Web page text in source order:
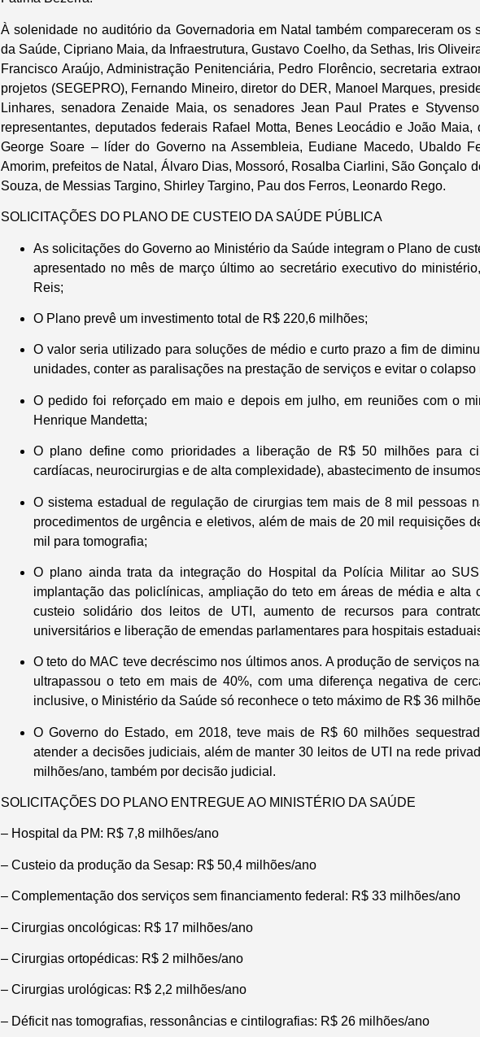
À solenidade no auditório da Governadoria em Natal também compareceram os
da Saúde, Cipriano Maia, da Infraestrutura, Gustavo Coelho, da Sethas, Iris
Francisco Araújo, Administração Penitenciária, Pedro Florêncio, secretaria
projetos (SEGEPRO), Fernando Mineiro, diretor do DER, Manoel Marques,
Linhares, senadora Zenaide Maia, os senadores Jean Paul Prates e
representantes, deputados federais Rafael Motta, Benes Leocádio e João Maia,
George Soare – líder do Governo na Assembleia, Eudiane Macedo, Ubaldo
Amorim, prefeitos de Natal, Álvaro Dias, Mossoró, Rosalba Ciarlini, São Gonçalo
Souza, de Messias Targino, Shirley Targino, Pau dos Ferros, Leonardo Rego.
SOLICITAÇÕES DO PLANO DE CUSTEIO DA SAÚDE PÚBLICA
As solicitações do Governo ao Ministério da Saúde integram o Plano de
apresentado no mês de março último ao secretário executivo do
Reis;
O Plano prevê um investimento total de R$ 220,6 milhões;
O valor seria utilizado para soluções de médio e curto prazo a fim de
unidades, conter as paralisações na prestação de serviços e evitar o colapso
O pedido foi reforçado em maio e depois em julho, em reuniões com o
Henrique Mandetta;
O plano define como prioridades a liberação de R$ 50 milhões para
cardíacas, neurocirurgias e de alta complexidade), abastecimento de
O sistema estadual de regulação de cirurgias tem mais de 8 mil pessoas
procedimentos de urgência e eletivos, além de mais de 20 mil requisições
mil para tomografia;
O plano ainda trata da integração do Hospital da Polícia Militar ao
implantação das policlínicas, ampliação do teto em áreas de média e alta
custeio solidário dos leitos de UTI, aumento de recursos para
universitários e liberação de emendas parlamentares para hospitais
O teto do MAC teve decréscimo nos últimos anos. A produção de serviços
ultrapassou o teto em mais de 40%, com uma diferença negativa de
inclusive, o Ministério da Saúde só reconhece o teto máximo de R$ 36
O Governo do Estado, em 2018, teve mais de R$ 60 milhões
atender a decisões judiciais, além de manter 30 leitos de UTI na rede
milhões/ano, também por decisão judicial.
SOLICITAÇÕES DO PLANO ENTREGUE AO MINISTÉRIO DA SAÚDE
– Hospital da PM: R$ 7,8 milhões/ano
– Custeio da produção da Sesap: R$ 50,4 milhões/ano
– Complementação dos serviços sem financiamento federal: R$ 33 milhões/ano
– Cirurgias oncológicas: R$ 17 milhões/ano
– Cirurgias ortopédicas: R$ 2 milhões/ano
– Cirurgias urológicas: R$ 2,2 milhões/ano
– Déficit nas tomografias, ressonâncias e cintilografias: R$ 26 milhões/ano